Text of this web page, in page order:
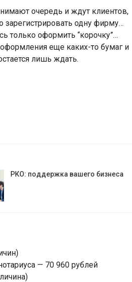
очередь и ждут клиентов,
зарегистрировать одну фирму…
только оформить “корочку”…
еще каких-то бумаг и
лишь ждать.
РКО: поддержка вашего бизнеса
— 70 960 рублей